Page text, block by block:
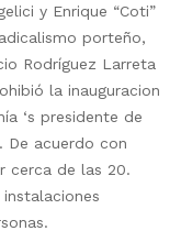
y Enrique “Coti”
porteño,
Rodríguez Larreta
la inauguracion
‘s presidente de
De acuerdo con
cerca de las 20.